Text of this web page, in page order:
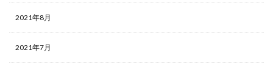
2021年8月
2021年7月